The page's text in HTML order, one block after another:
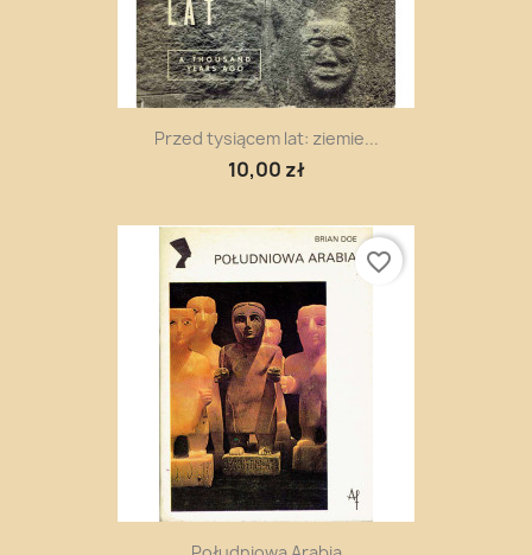
Przed tysiącem lat: ziemie...
10,00 zł
favorite_border